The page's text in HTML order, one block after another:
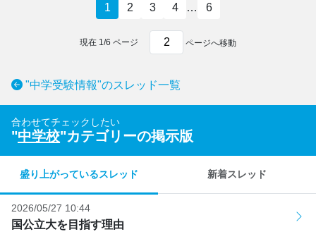
1 2 3 4 … 6
現在 1 /6 ページ ページへ移動
"中学受験情報"のスレッド一覧
合わせてチェックしたい
"中学校"カテゴリーの掲示版
盛り上がっているスレッド 新着スレッド
2026/05/27 10:44
国公立大を目指す理由